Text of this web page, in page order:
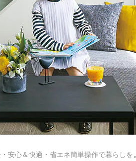
安心＆快適・省エネ簡単操作で暮らしを